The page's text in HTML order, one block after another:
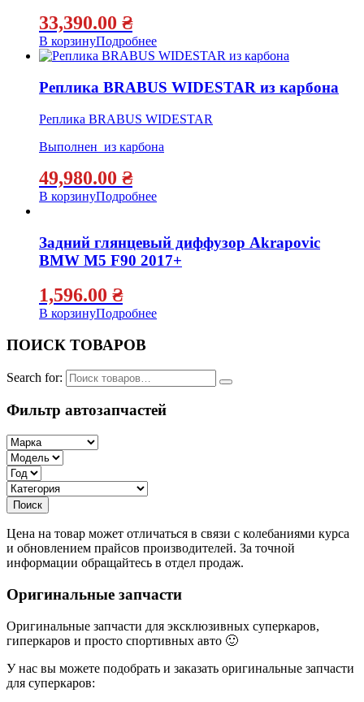
33,390.00 ₴
В корзинуПодробнее
Реплика BRABUS WIDESTAR из карбона
Реплика BRABUS WIDESTAR
Выполнен из карбона
49,980.00 ₴
В корзинуПодробнее
Задний глянцевый диффузор Akrapovic
BMW M5 F90 2017+
1,596.00 ₴
В корзинуПодробнее
ПОИСК ТОВАРОВ
Search for:
Фильтр автозапчастей
Цена на товар может отличаться в связи с колебаниями курса
и обновлением прайсов производителей. За точной
информации обращайтесь в отдел продаж.
Оригинальные запчасти
Оригинальные запчасти для эксклюзивных суперкаров,
гиперкаров и просто спортивных авто 🙂
У нас вы можете подобрать и заказать оригинальные запчасти
для суперкаров: